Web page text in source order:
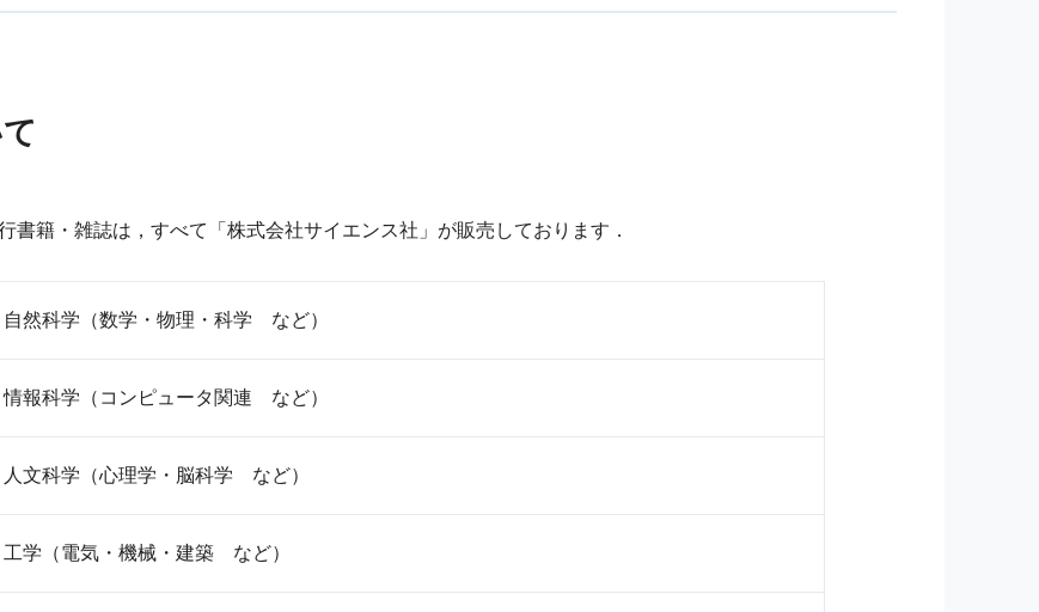
書籍・雑誌は，すべて「株式会社サイエンス社」が販売しております．
自然科学（数学・物理・科学 など）
情報科学（コンピュータ関連 など）
人文科学（心理学・脳科学 など）
工学（電気・機械・建築 など）